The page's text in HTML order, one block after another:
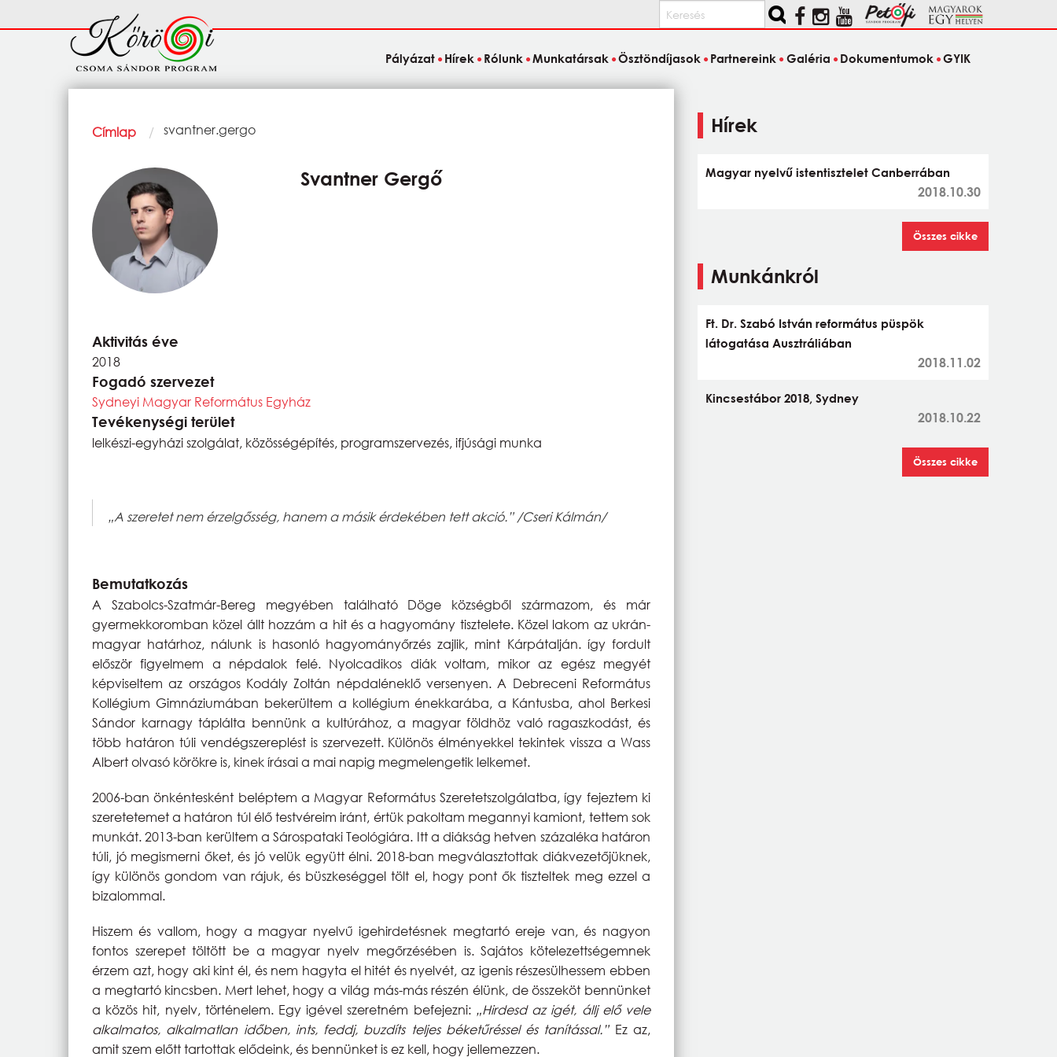
Keresés
Fő
navigáció
Pályázat Hírek Rólunk Munkatársak Ösztöndíjasok Partnereink Galéria Dokumentumok GYIK
Morzsa
Címlap Current:
svantner.gergo
Svantner Gergő
Aktivitás éve
2018
Fogadó szervezet
Sydneyi Magyar Református Egyház
Tevékenységi terület
lelkészi-egyházi szolgálat, közösségépítés, programszervezés, ifjúsági munka
„A szeretet nem érzelgősség, hanem a másik érdekében tett akció.” /Cseri Kálmán/
Bemutatkozás
A Szabolcs-Szatmár-Bereg megyében található Döge községből származom, és már
gyermekkoromban közel állt hozzám a hit és a hagyomány tisztelete. Közel lakom az ukrán-
magyar határhoz, nálunk is hasonló hagyományőrzés zajlik, mint Kárpátalján. így fordult
először figyelmem a népdalok felé. Nyolcadikos diák voltam, mikor az egész megyét
képviseltem az országos Kodály Zoltán népdaléneklő versenyen. A Debreceni Református
Kollégium Gimnáziumában bekerültem a kollégium énekkarába, a Kántusba, ahol Berkesi
Sándor karnagy táplálta bennünk a kultúrához, a magyar földhöz való ragaszkodást, és
több határon túli vendégszereplést is szervezett. Különös élményekkel tekintek vissza a Wass
Albert olvasó körökre is, kinek írásai a mai napig megmelengetik lelkemet.
2006-ban önkéntesként beléptem a Magyar Református Szeretetszolgálatba, így fejeztem ki
szeretetemet a határon túl élő testvéreim iránt, értük pakoltam megannyi kamiont, tettem sok
munkát. 2013-ban kerültem a Sárospataki Teológiára. Itt a diákság hetven százaléka határon
túli, jó megismerni őket, és jó velük együtt élni. 2018-ban megválasztottak diákvezetőjüknek,
így különös gondom van rájuk, és büszkeséggel tölt el, hogy pont ők tiszteltek meg ezzel a
bizalommal.
Hiszem és vallom, hogy a magyar nyelvű igehirdetésnek megtartó ereje van, és nagyon
fontos szerepet töltött be a magyar nyelv megőrzésében is. Sajátos kötelezettségemnek
érzem azt, hogy aki kint él, és nem hagyta el hitét és nyelvét, az igenis részesülhessem ebben
a megtartó kincsben. Mert lehet, hogy a világ más-más részén élünk, de összeköt bennünket
a közös hit, nyelv, történelem. Egy igével szeretném befejezni: „Hirdesd az igét, állj elő vele
alkalmatos, alkalmatlan időben, ints, feddj, buzdíts teljes béketűréssel és tanítással.” Ez az,
amit szem előtt tartottak elődeink, és bennünket is ez kell, hogy jellemezzen.
Hírek
Magyar nyelvű istentisztelet Canberrában
2018.10.30
Összes cikke
Munkánkról
Ft. Dr. Szabó István református püspök
látogatása Ausztráliában
2018.11.02
Kincsestábor 2018, Sydney
2018.10.22
Összes cikke